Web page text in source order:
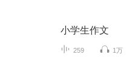
小学生作文
259 1万